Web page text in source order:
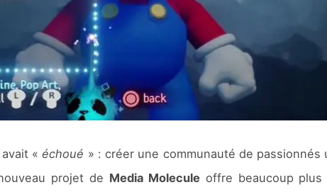
avait «échoué » : créer une communauté de
projet de Media Molecule offre beaucoup